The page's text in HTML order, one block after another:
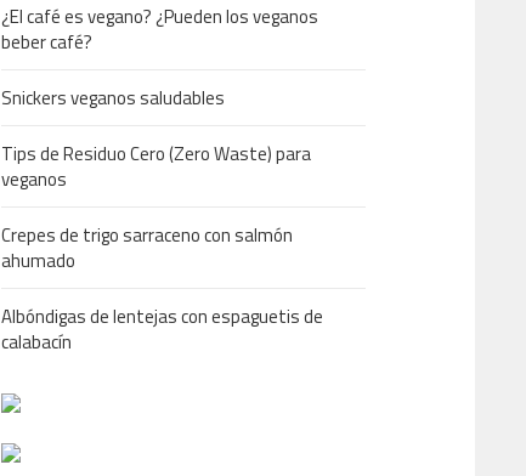
¿El café es vegano? ¿Pueden los veganos
beber café?
Snickers veganos saludables
Tips de Residuo Cero (Zero Waste) para
veganos
Crepes de trigo sarraceno con salmón
ahumado
Albóndigas de lentejas con espaguetis de
calabacín